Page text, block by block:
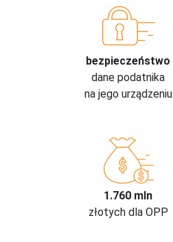
bezpieczeństwo
dane podatnika
na jego urządzeniu
1.760 mln
złotych dla OPP